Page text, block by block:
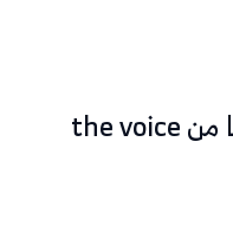
ناردين فرج تعلن انسحابها من the voice